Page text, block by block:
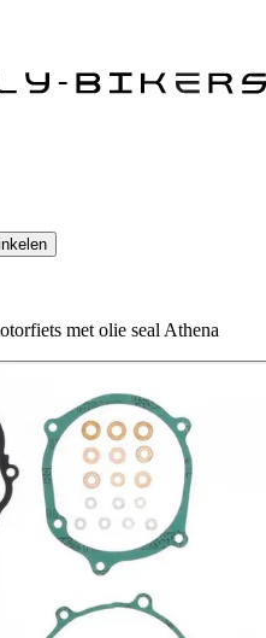
met olie seal Athena